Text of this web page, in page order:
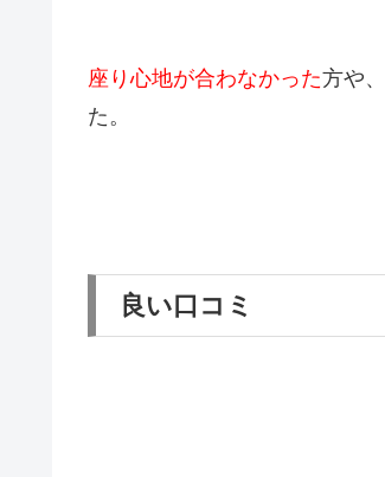
座り心地が合わなかった方や、
た。
良い口コミ